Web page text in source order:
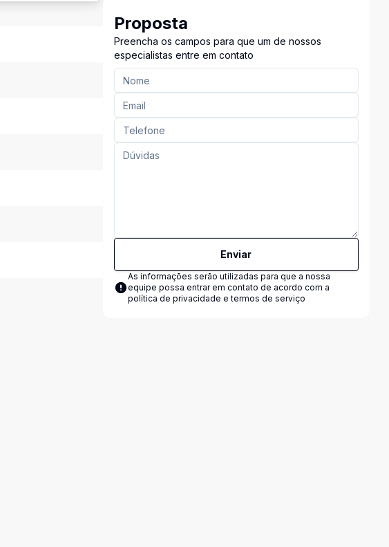
Proposta
Preencha os campos para que um de nossos
especialistas entre em contato
Enviar
As informações serão utilizadas para que a nossa
equipe possa entrar em contato de acordo com a
política de privacidade e termos de serviço